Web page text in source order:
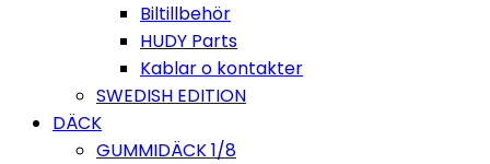
Biltillbehör
HUDY Parts
Kablar o kontakter
SWEDISH EDITION
DÄCK
GUMMIDÄCK 1/8